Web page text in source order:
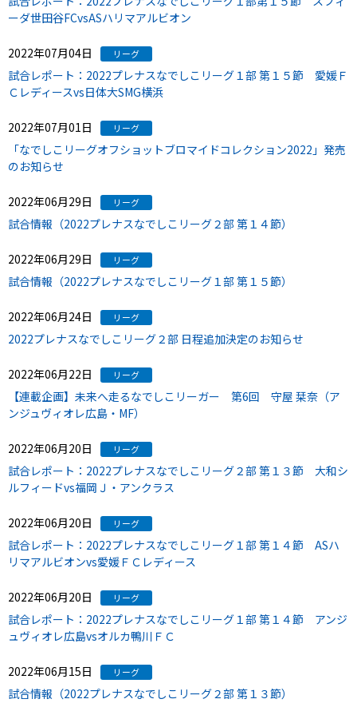
ーダ世田谷FCvsASハリマアルビオン
2022年07月04日 リーグ
試合レポート：2022プレナスなでしこリーグ１部 第１５節 愛媛Ｆ
Ｃレディースvs日体大SMG横浜
2022年07月01日 リーグ
「なでしこリーグオフショットブロマイドコレクション2022」発売
のお知らせ
2022年06月29日 リーグ
試合情報（2022プレナスなでしこリーグ２部 第１４節）
2022年06月29日 リーグ
試合情報（2022プレナスなでしこリーグ１部 第１５節）
2022年06月24日 リーグ
2022プレナスなでしこリーグ２部 日程追加決定のお知らせ
2022年06月22日 リーグ
【連載企画】未来へ走るなでしこリーガー 第6回 守屋 栞奈（ア
ンジュヴィオレ広島・MF）
2022年06月20日 リーグ
試合レポート：2022プレナスなでしこリーグ２部 第１３節 大和シ
ルフィードvs福岡Ｊ・アンクラス
2022年06月20日 リーグ
試合レポート：2022プレナスなでしこリーグ１部 第１４節 ASハ
リマアルビオンvs愛媛ＦＣレディース
2022年06月20日 リーグ
試合レポート：2022プレナスなでしこリーグ１部 第１４節 アンジ
ュヴィオレ広島vsオルカ鴨川ＦＣ
2022年06月15日 リーグ
試合情報（2022プレナスなでしこリーグ２部 第１３節）